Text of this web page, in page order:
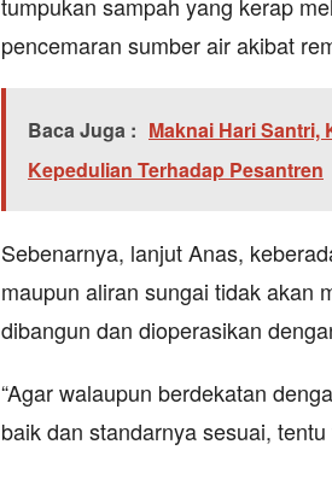
pencemaran sumber air akibat
Baca Juga : Maknai Hari Santri,
Kepedulian Terhadap Pesantren
​Sebenarnya, lanjut Anas,
maupun aliran sungai tidak akan
dibangun dan dioperasikan
​“Agar walaupun berdekatan
baik dan standarnya sesuai,